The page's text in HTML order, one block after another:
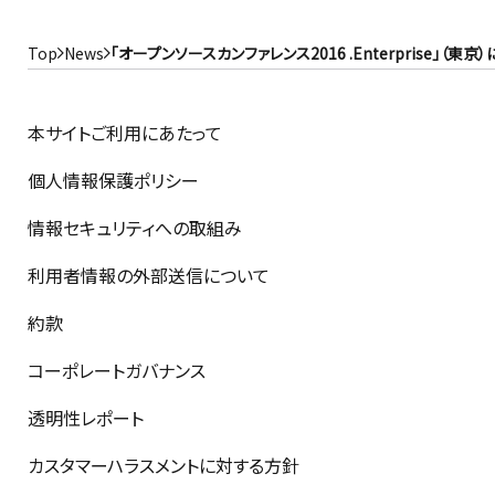
Top News 「オープンソースカンファレンス2016 .Enterprise」（東京
本サイトご利用にあたって
個人情報保護ポリシー
情報セキュリティへの取組み
利用者情報の外部送信について
約款
コーポレートガバナンス
透明性レポート
カスタマーハラスメントに対する方針